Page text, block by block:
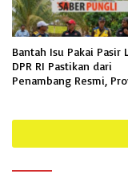
Bantah Isu Pakai Pasir
DPR RI Pastikan dari
Penambang Resmi,